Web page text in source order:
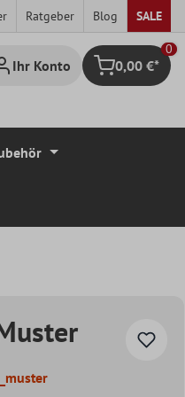
Ratgeber Blog SALE
Ihr Konto Warenkorb
0
0,00 €*